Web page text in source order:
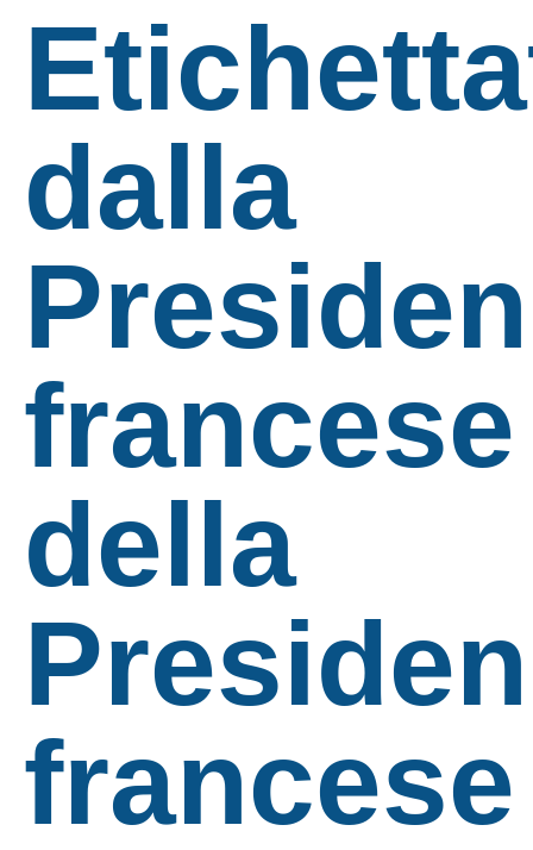
dalla
francese
della
francese